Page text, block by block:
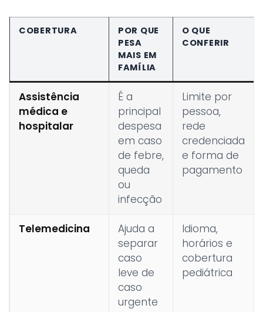
COBERTURA
POR QUE
PESA
MAIS EM
FAMÍLIA
O QUE
CONFERIR
Assistência
médica e
hospitalar
É a
principal
despesa
em caso
de febre,
queda
ou
infecção
Limite por
pessoa,
rede
credenciada
e forma de
pagamento
Telemedicina
Ajuda a
separar
caso
leve de
caso
urgente
Idioma,
horários e
cobertura
pediátrica